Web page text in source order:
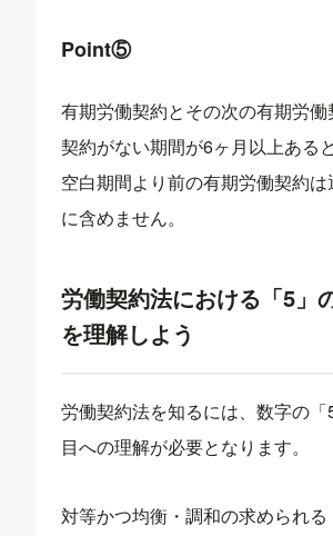
Point⑤
有期労働契約とその次の有期労働
契約がない期間が6ヶ月以上ある
空白期間より前の有期労働契約
に含めません。
労働契約法における「5」
を理解しよう
労働契約法を知るには、数字の
目への理解が必要となります。
対等かつ均衡・調和の求められる